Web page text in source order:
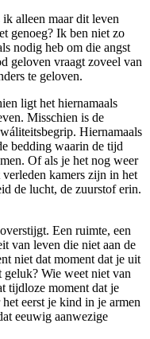
alleen maar dit leven
genoeg? Ik ben niet zo
nodig heb om die angst
geloven vraagt zoveel van
te geloven.
ligt het hiernamaals
Misschien is de
Hiernamaals
bedding waarin de tijd
Of als je het nog weer
kamers zijn in het
de lucht, de zuurstof erin.
Een ruimte, een
van leven die niet aan de
niet dat moment dat je uit
Wie weet niet van
tijdloze moment dat je
eerst je kind in je armen
eeuwig aanwezige